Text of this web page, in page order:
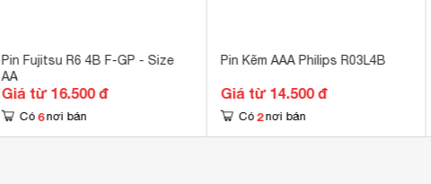
Pin Fujitsu R6 4B F-GP - Size
AA
Giá từ 16.500 đ
Có 6 nơi bán
Pin Kẽm AAA Philips R03L4B
Giá từ 14.500 đ
Có 2 nơi bán